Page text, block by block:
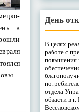
в
День
В целях
работе с
повышения
отдела
области в г.